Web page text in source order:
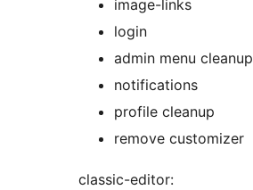
image-links
login
admin menu cleanup
notifications
profile cleanup
remove customizer
classic-editor: